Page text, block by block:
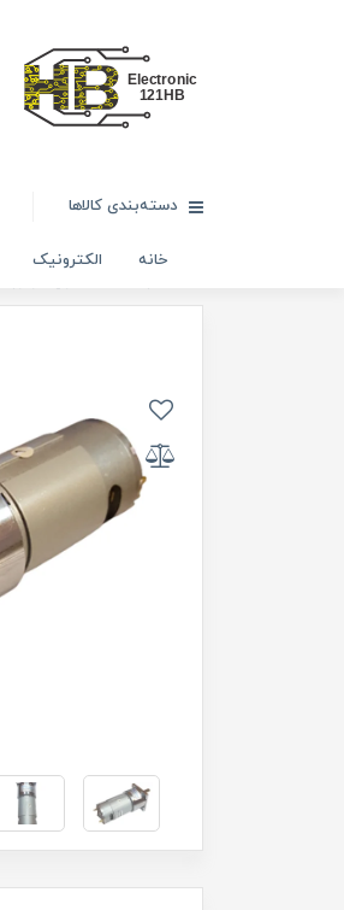
دسته‌بندی کالاها
خانه الکترونیک